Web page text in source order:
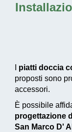
piatti doccia
proposti sono
accessori.
È possibile
progettazione
San Marco D'